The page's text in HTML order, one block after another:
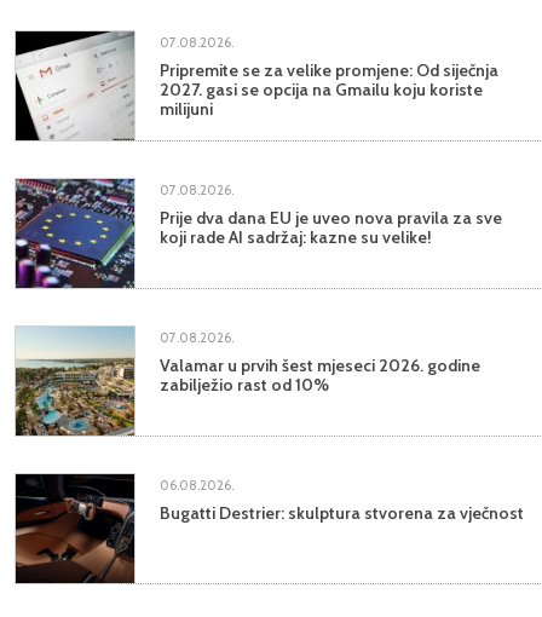
07.08.2026.
Pripremite se za velike promjene: Od siječnja
2027. gasi se opcija na Gmailu koju koriste
milijuni
07.08.2026.
Prije dva dana EU je uveo nova pravila za sve
koji rade AI sadržaj: kazne su velike!
07.08.2026.
Valamar u prvih šest mjeseci 2026. godine
zabilježio rast od 10%
06.08.2026.
Bugatti Destrier: skulptura stvorena za vječnost